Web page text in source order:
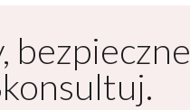
bezpieczne